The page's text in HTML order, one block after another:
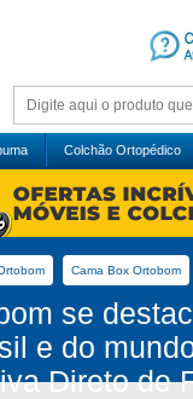
Colchão Ortopédico
Cama Box Ortobom
se
e do
Direto de